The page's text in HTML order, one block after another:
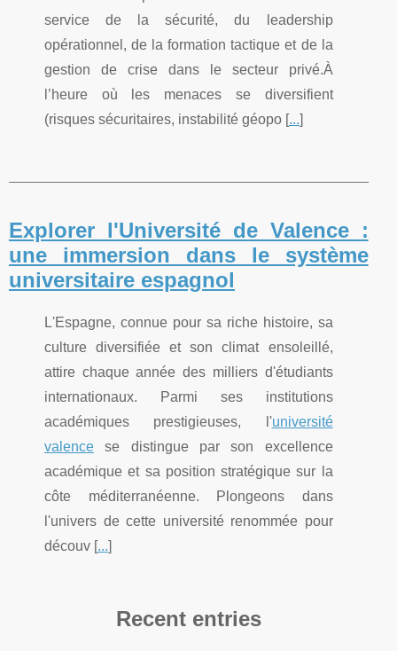
service de la sécurité, du leadership
opérationnel, de la formation tactique et de la
gestion de crise dans le secteur privé.À
l’heure où les menaces se diversifient
(risques sécuritaires, instabilité géopo [...]
Explorer l'Université de Valence :
une immersion dans le système
universitaire espagnol
L'Espagne, connue pour sa riche histoire, sa
culture diversifiée et son climat ensoleillé,
attire chaque année des milliers d'étudiants
internationaux. Parmi ses institutions
académiques prestigieuses, l'université
valence se distingue par son excellence
académique et sa position stratégique sur la
côte méditerranéenne. Plongeons dans
l'univers de cette université renommée pour
découv [...]
Recent entries